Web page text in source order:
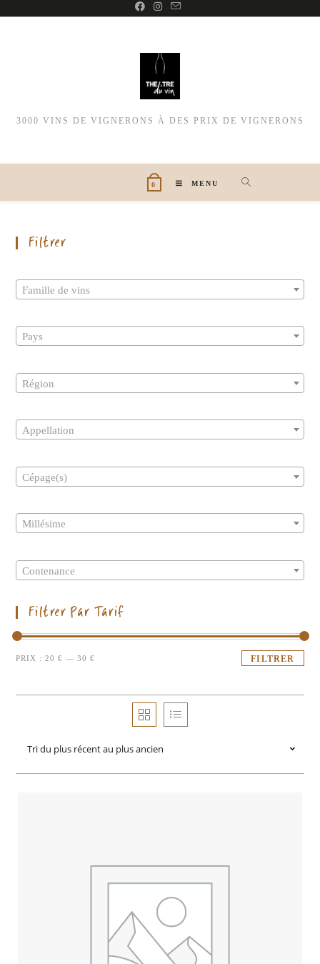
3000 VINS DE VIGNERONS À DES PRIX DE VIGNERONS
0 MENU
Filtrer
Famille de vins
Pays
Région
Appellation
Cépage(s)
Millésime
Contenance
Filtrer Par Tarif
FILTRER
PRIX :20 € —30 €
Tri du plus récent au plus ancien